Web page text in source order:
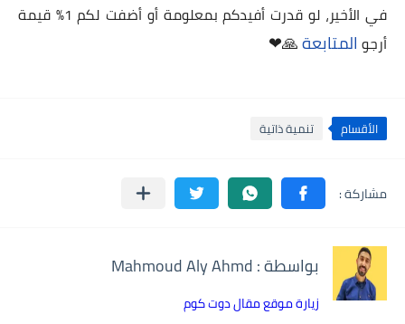
في الأخير، لو قدرت أفيدكم بمعلومة أو أضفت لكم 1% قيمة
أرجو المتابعة🙏❤
الأقسام تنمية ذاتية
بواسطة : Mahmoud Aly Ahmd
زيارة موقع مقال دوت كوم